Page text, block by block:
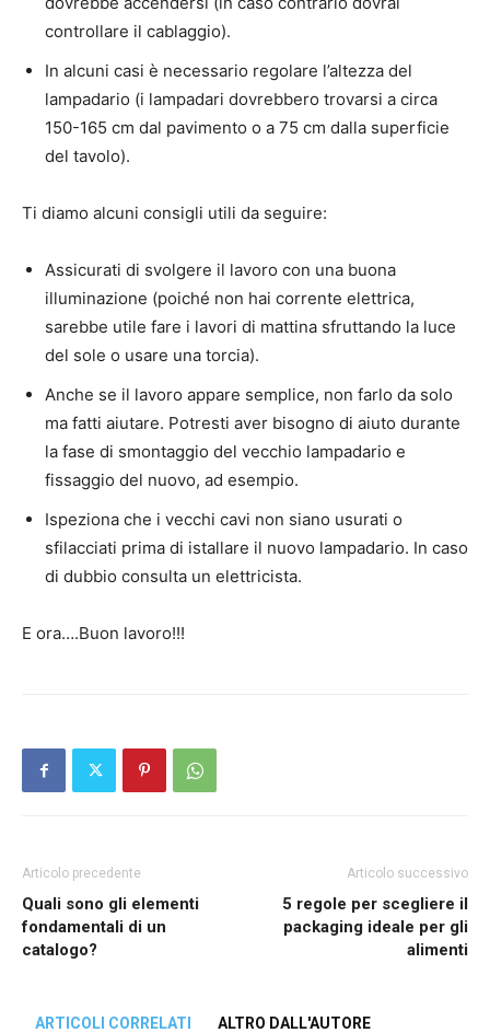
controllare il cablaggio).
In alcuni casi è necessario regolare l’altezza del
lampadario (i lampadari dovrebbero trovarsi a circa
150-165 cm dal pavimento o a 75 cm dalla superficie
del tavolo).
Ti diamo alcuni consigli utili da seguire:
Assicurati di svolgere il lavoro con una buona
illuminazione (poiché non hai corrente elettrica,
sarebbe utile fare i lavori di mattina sfruttando la luce
del sole o usare una torcia).
Anche se il lavoro appare semplice, non farlo da solo
ma fatti aiutare. Potresti aver bisogno di aiuto durante
la fase di smontaggio del vecchio lampadario e
fissaggio del nuovo, ad esempio.
Ispeziona che i vecchi cavi non siano usurati o
sfilacciati prima di istallare il nuovo lampadario. In caso
di dubbio consulta un elettricista.
E ora….Buon lavoro!!!
Articolo precedente
Quali sono gli elementi
fondamentali di un
catalogo?
Articolo successivo
5 regole per scegliere il
packaging ideale per gli
alimenti
ARTICOLI CORRELATI ALTRO DALL'AUTORE